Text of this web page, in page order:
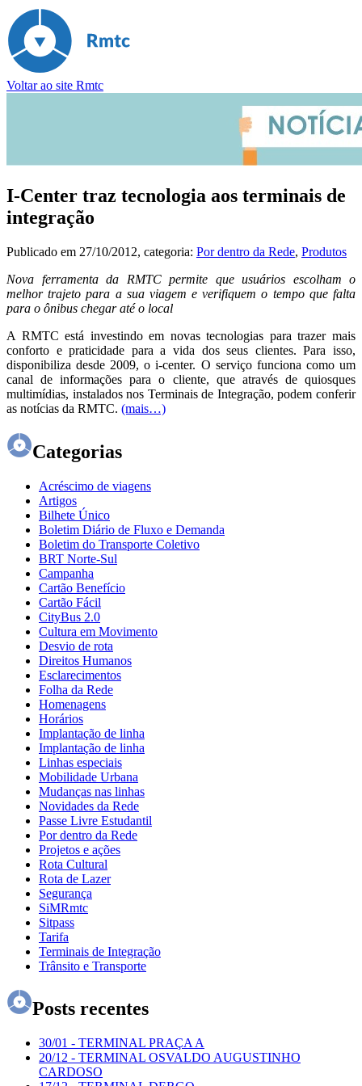
Voltar ao site Rmtc
I-Center traz tecnologia aos terminais de
integração
Publicado em 27/10/2012, categoria: Por dentro da Rede, Produtos
Nova ferramenta da RMTC permite que usuários escolham o
melhor trajeto para a sua viagem e verifiquem o tempo que falta
para o ônibus chegar até o local
A RMTC está investindo em novas tecnologias para trazer mais
conforto e praticidade para a vida dos seus clientes. Para isso,
disponibiliza desde 2009, o i-center. O serviço funciona como um
canal de informações para o cliente, que através de quiosques
multimídias, instalados nos Terminais de Integração, podem conferir
as notícias da RMTC. (mais…)
Categorias
Acréscimo de viagens
Artigos
Bilhete Único
Boletim Diário de Fluxo e Demanda
Boletim do Transporte Coletivo
BRT Norte-Sul
Campanha
Cartão Benefício
Cartão Fácil
CityBus 2.0
Cultura em Movimento
Desvio de rota
Direitos Humanos
Esclarecimentos
Folha da Rede
Homenagens
Horários
Implantação de linha
Implantação de linha
Linhas especiais
Mobilidade Urbana
Mudanças nas linhas
Novidades da Rede
Passe Livre Estudantil
Por dentro da Rede
Projetos e ações
Rota Cultural
Rota de Lazer
Segurança
SiMRmtc
Sitpass
Tarifa
Terminais de Integração
Trânsito e Transporte
Posts recentes
30/01 - TERMINAL PRAÇA A
20/12 - TERMINAL OSVALDO AUGUSTINHO
CARDOSO